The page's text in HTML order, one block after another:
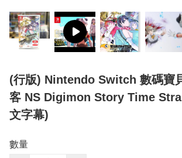
(行版) Nintendo Switch 數碼寶
客 NS Digimon Story Time
文字幕)
數量